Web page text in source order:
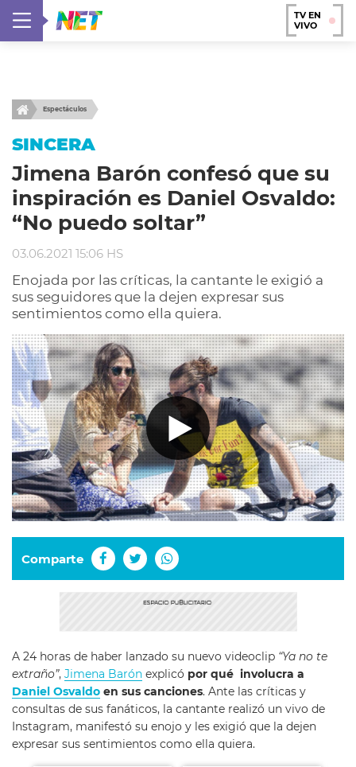
TV EN
VIVO
Espectáculos
SINCERA
Jimena Barón confesó que su
inspiración es Daniel Osvaldo:
“No puedo soltar”
03.06.2021 15:06 HS
Enojada por las críticas, la cantante le exigió a
sus seguidores que la dejen expresar sus
sentimientos como ella quiera.
Comparte
A 24 horas de haber lanzado su nuevo videoclip “Ya no te
extraño”, Jimena Barón explicó por qué involucra a
Daniel Osvaldo en sus canciones. Ante las críticas y
consultas de sus fanáticos, la cantante realizó un vivo de
Instagram, manifestó su enojo y les exigió que la dejen
expresar sus sentimientos como ella quiera.